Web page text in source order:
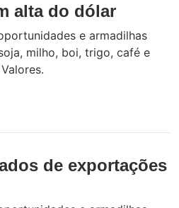
alta do dólar
e armadilhas
milho, boi, trigo, café e
de exportações